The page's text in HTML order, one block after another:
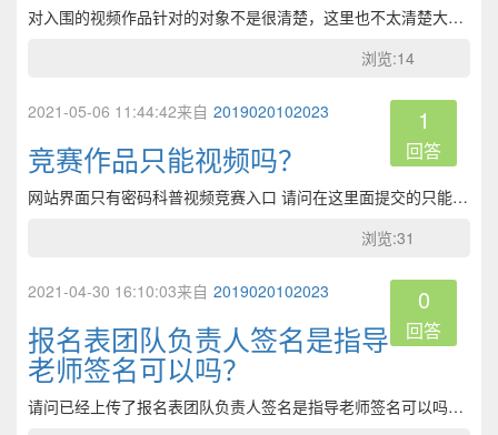
对入围的视频作品针对的对象不是很清楚，这里也不太清楚大众网络评审面向的对象是什么
浏览:14
2021-05-06 11:44:42来自 2019020102023
竞赛作品只能视频吗？
1
回答
网站界面只有密码科普视频竞赛入口 请问在这里面提交的只能是视频吗？通知上'说可以提交竞赛图片也是在这里提交吗？还是另有一个密码科普图片竞赛入口？
浏览:31
2021-04-30 16:10:03来自 2019020102023
报名表团队负责人签名是指导
老师签名可以吗？
0
回答
请问已经上传了报名表团队负责人签名是指导老师签名可以吗？如果不能，再上传一份正确可以吗？